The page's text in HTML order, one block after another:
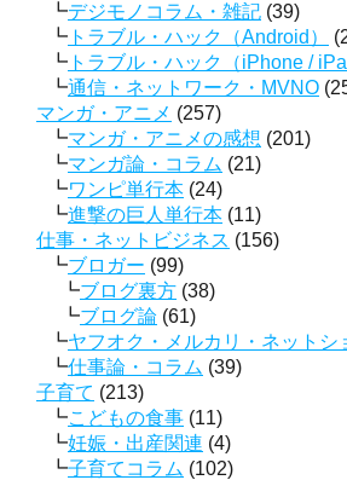
デジモノコラム・雑記 (39)
トラブル・ハック（Android）
トラブル・ハック（iPhone /
通信・ネットワーク・MVNO
マンガ・アニメ (257)
マンガ・アニメの感想 (201)
マンガ論・コラム (21)
ワンピ単行本 (24)
進撃の巨人単行本 (11)
仕事・ネットビジネス (156)
ブロガー (99)
ブログ裏方 (38)
ブログ論 (61)
ヤフオク・メルカリ・ネットシ
仕事論・コラム (39)
子育て (213)
こどもの食事 (11)
妊娠・出産関連 (4)
子育てコラム (102)